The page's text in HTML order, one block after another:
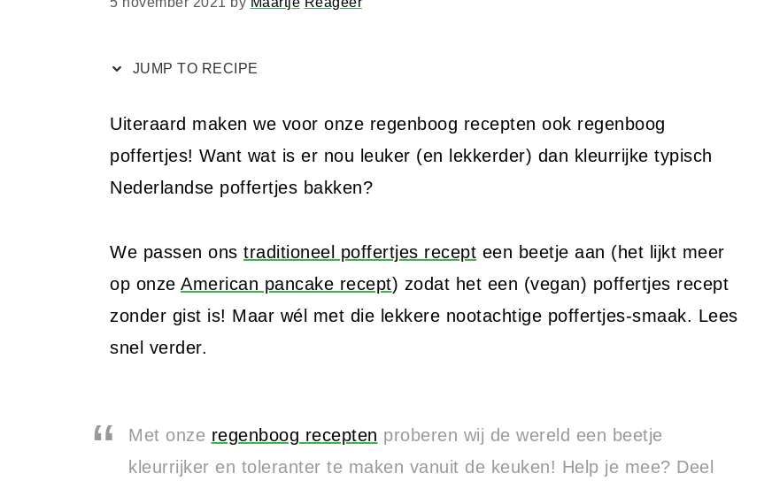
JUMP TO RECIPE
Uiteraard maken we voor onze regenboog recepten ook regenboog
poffertjes! Want wat is er nou leuker (en lekkerder) dan kleurrijke typisch
Nederlandse poffertjes bakken?
We passen ons traditioneel poffertjes recept een beetje aan (het lijkt meer
op onze American pancake recept) zodat het een (vegan) poffertjes recept
zonder gist is! Maar wél met die lekkere nootachtige poffertjes-smaak. Lees
snel verder.
Met onze regenboog recepten proberen wij de wereld een beetje
kleurrijker en toleranter te maken vanuit de keuken! Help je mee? Deel